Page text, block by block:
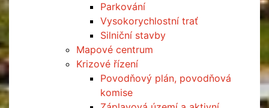
Parkování
Vysokorychlostní trať
Silniční stavby
Mapové centrum
Krizové řízení
Povodňový plán, povodňová
komise